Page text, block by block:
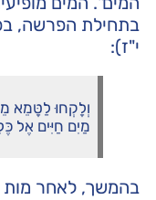
בתחילת הפרשה,
י"ז):
וְלָקְחוּ לַטָּמֵא
מַיִם חַיִּים אֶל
בהמשך, לאחר מות